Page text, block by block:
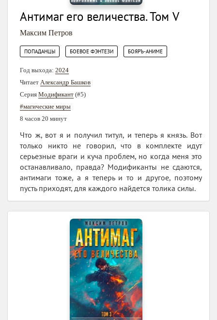
Антимаг его величества. Том V
Максим Петров
ПОПАДАНЦЫ БОЕВОЕ ФЭНТЕЗИ БОЯРЪ-АНИМЕ
Год выхода: 2024
Читает Александр Башков
Серия Модификант (#5)
#магические миры
8 часов 20 минут
Что ж, вот я и получил титул, и теперь я князь. Вот
только никто не говорил, что в комплекте идут
серьезные враги и куча проблем, но когда меня это
останавливало, правда? Модификанты не сдаются,
антимаги тоже, а я теперь и то и другое, поэтому
пусть приходят, для каждого найдется толика силы.